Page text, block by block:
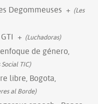
Degommeuses + (Les
+ (Luchadoras)
de género,
TIC)
libre, Bogota,
al Borde)